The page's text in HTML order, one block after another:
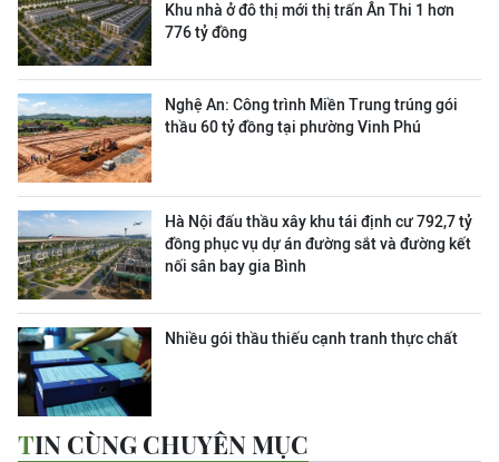
Khu nhà ở đô thị mới thị trấn Ân Thi 1 hơn
776 tỷ đồng
Nghệ An: Công trình Miền Trung trúng gói
thầu 60 tỷ đồng tại phường Vinh Phú
Hà Nội đấu thầu xây khu tái định cư 792,7 tỷ
đồng phục vụ dự án đường sắt và đường kết
nối sân bay gia Bình
Nhiều gói thầu thiếu cạnh tranh thực chất
TIN CÙNG CHUYÊN MỤC